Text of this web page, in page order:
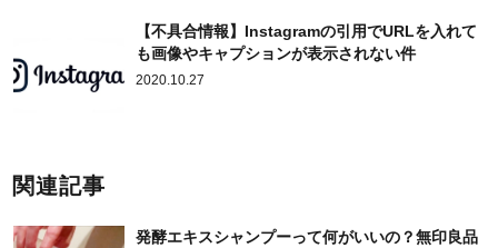
【不具合情報】Instagramの引用でURLを入れて
も画像やキャプションが表示されない件
2020.10.27
関連記事
発酵エキスシャンプーって何がいいの？無印良品